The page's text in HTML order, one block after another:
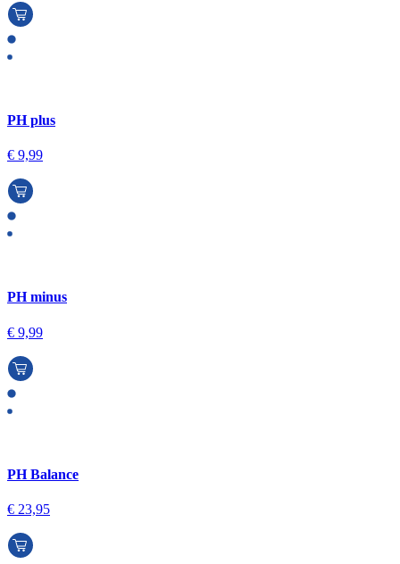
PH plus
€ 9,99
PH minus
€ 9,99
PH Balance
€ 23,95